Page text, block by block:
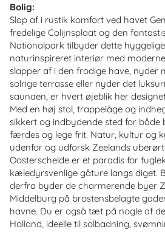
Bolig:
Slap af i rustik komfort ved havet
fredelige Colijnsplaat og den
Nationalpark tilbyder dette
naturinspireret interiør med
slapper af i den frodige have, nyder
solrige terrasse eller nyder det
saunaen, er hvert øjeblik her
Med en høj stol, trappelåge og
sikkert og indbydende sted for
færdes og lege frit. Natur, kultur og
udenfor og udforsk Zeelands
Oosterschelde er et paradis for
kæledyrsvenlige gåture langs diget.
derfra byder de charmerende byer
Middelburg på brostensbelagte
havne. Du er også tæt på nogle af
Holland, ideelle til solbadning,